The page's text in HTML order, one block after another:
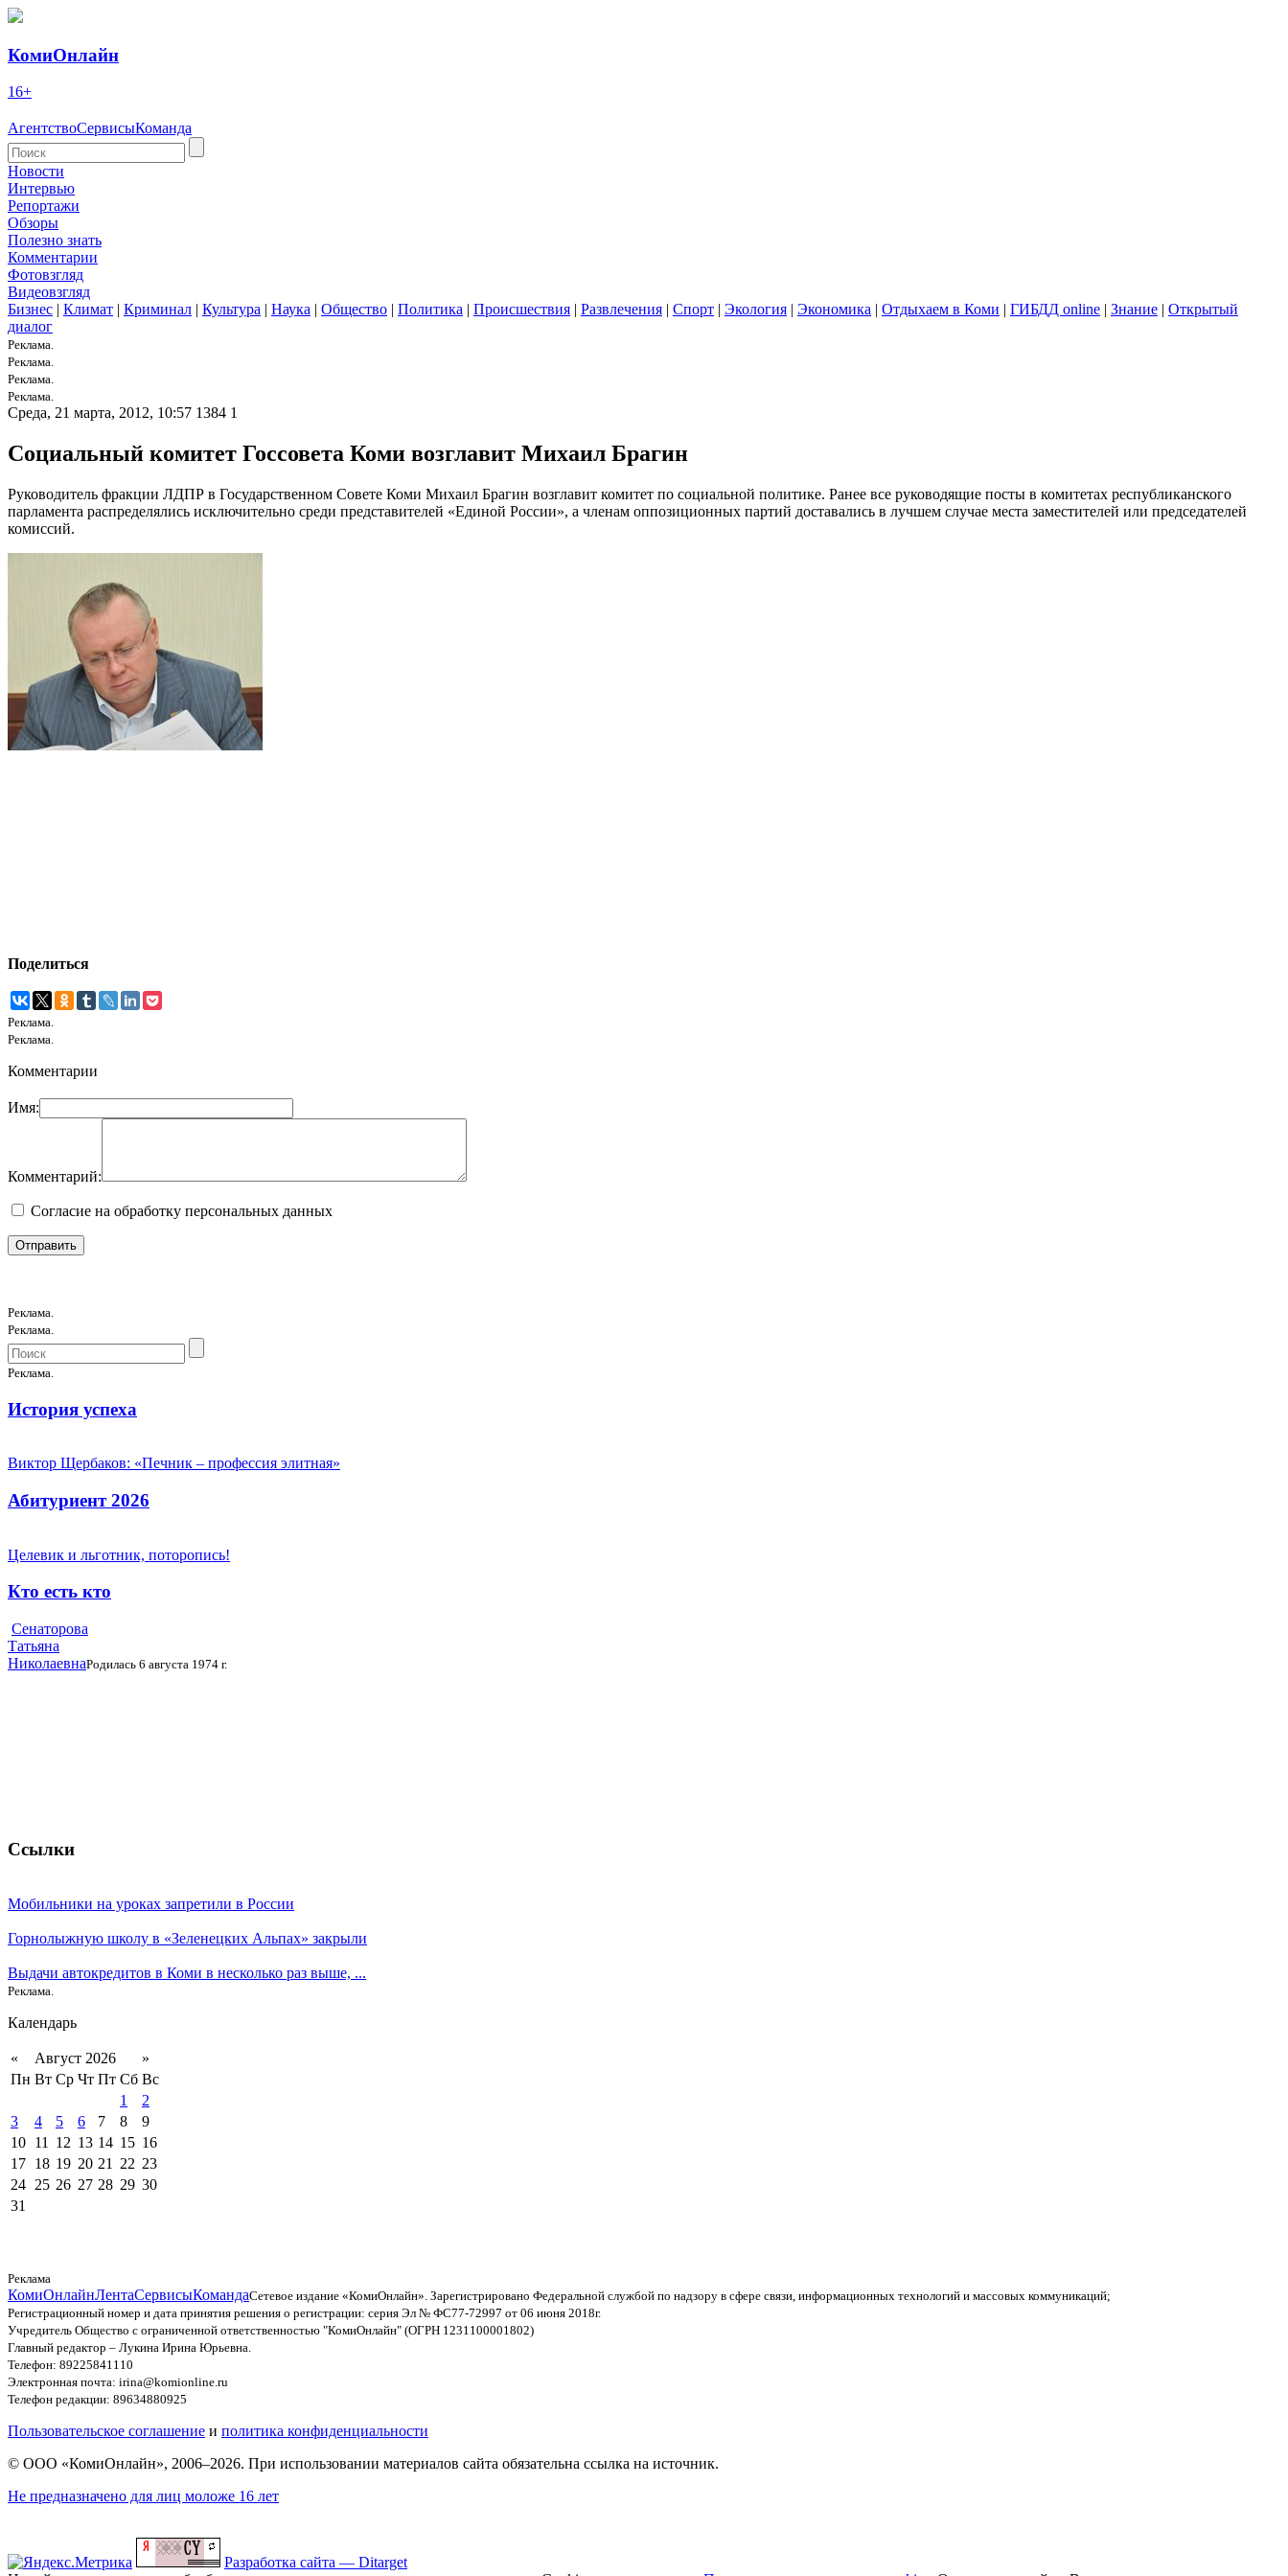
КомиОнлайн
16+
АгентствоСервисыКоманда
Новости
Интервью
Репортажи
Обзоры
Полезно знать
Комментарии
Фотовзгляд
Видеовзгляд
Бизнес | Климат | Криминал | Культура | Наука | Общество | Политика | Происшествия | Развлечения | Спорт | Экология | Экономика | Отдыхаем в Коми | ГИБДД online | Знание | Открытый
диалог
Реклама.
Реклама.
Реклама.
Реклама.
Среда, 21 марта, 2012, 10:57 1384 1
Социальный комитет Госсовета Коми возглавит Михаил Брагин
Руководитель фракции ЛДПР в Государственном Совете Коми Михаил Брагин возглавит комитет по социальной политике. Ранее все руководящие посты в комитетах республиканского
парламента распределялись исключительно среди представителей «Единой России», а членам оппозиционных партий доставались в лучшем случае места заместителей или председателей
комиссий.
Поделиться
Реклама.
Реклама.
Комментарии
Имя:
Комментарий:
Согласие на обработку персональных данных
Реклама.
Реклама.
Реклама.
История успеха
Виктор Щербаков: «Печник – профессия элитная»
Абитуриент 2026
Целевик и льготник, поторопись!
Кто есть кто
Сенаторова
Татьяна
НиколаевнаРодилась 6 августа 1974 г.
Ссылки
Мобильники на уроках запретили в России
Горнолыжную школу в «Зеленецких Альпах» закрыли
Выдачи автокредитов в Коми в несколько раз выше, ...
Реклама.
Календарь
« Август 2026
»
Пн Вт Ср Чт Пт Сб Вс
1
2
3
4 5 6 7 8
9
10 11 12 13 14 15 16
17 18 19 20 21 22 23
24 25 26 27 28 29 30
31
Реклама
КомиОнлайнЛентаСервисыКомандаСетевое издание «КомиОнлайн». Зарегистрировано Федеральной службой по надзору в сфере связи, информационных технологий и массовых коммуникаций;
Регистрационный номер и дата принятия решения о регистрации: серия Эл № ФС77-72997 от 06 июня 2018г.
Учредитель Общество с ограниченной ответственностью "КомиОнлайн" (ОГРН 1231100001802)
Главный редактор – Лукина Ирина Юрьевна.
Телефон: 89225841110
Электронная почта: irina@komionline.ru
Телефон редакции: 89634880925
Пользовательское соглашение и политика конфиденциальности
© ООО «КомиОнлайн», 2006–2026. При использовании материалов сайта обязательна ссылка на источник.
Не предназначено для лиц моложе 16 лет
Разработка сайта — Ditarget